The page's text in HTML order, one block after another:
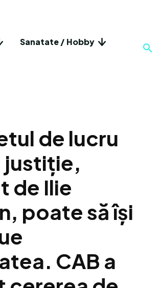
Sanatate / Hobby
de lucru
justiție,
de Ilie
poate să își
CAB a